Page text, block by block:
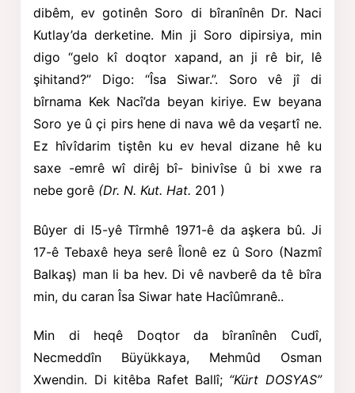
dibêm, ev gotinên Soro di bîranînên Dr. Naci
Kutlay’da derketine. Min ji Soro dipirsiya, min
digo “gelo kî doqtor xapand, an ji rê bir, lê
şihitand?” Digo: “Îsa Siwar.”. Soro vê jî di
bîrnama Kek Nacî’da beyan kiriye. Ew beyana
Soro ye û çi pirs hene di nava wê da veşartî ne.
Ez hîvîdarim tiştên ku ev heval dizane hê ku
saxe -emrê wî dirêj bî- binivîse û bi xwe ra
nebe gorê (Dr. N. Kut. Hat. 201 )
Bûyer di l5-yê Tîrmhê 1971-ê da aşkera bû. Ji
17-ê Tebaxê heya serê Îlonê ez û Soro (Nazmî
Balkaş) man li ba hev. Di vê navberê da tê bîra
min, du caran Îsa Siwar hate Hacîûmranê..
Min di heqê Doqtor da bîranînên Cudî,
Necmeddîn Büyükkaya,
Mehmûd Osman
Xwendin. Di kitêba Rafet Ballî; “Kürt DOSYAS”